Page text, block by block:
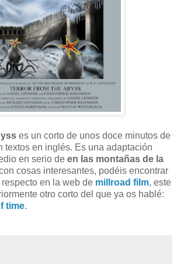
es un corto de unos doce minutos de
textos en inglés. Es una adaptación
en serio de en las montañas de la
cosas interesantes, podéis encontrar
en la web de millroad film, este
otro corto del que ya os hablé:
time.